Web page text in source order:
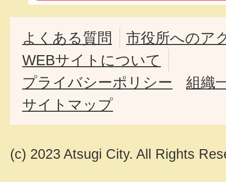
よくある質問
市役所へのア
WEBサイトについて
プライバシーポリシー
組織
サイトマップ
(c) 2023 Atsugi City. All Rights